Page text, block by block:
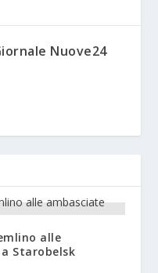
Nuove24
alle
Starobelsk